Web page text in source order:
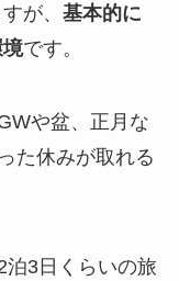
が、 基本的に
です。
や盆、正月な
た休みが取れる
泊3日くらいの旅